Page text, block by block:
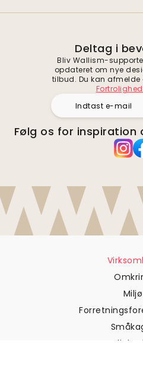
Deltag i
Bliv Wallism-
opdateret om nye
tilbud. Du kan
Følg os for
Miljø